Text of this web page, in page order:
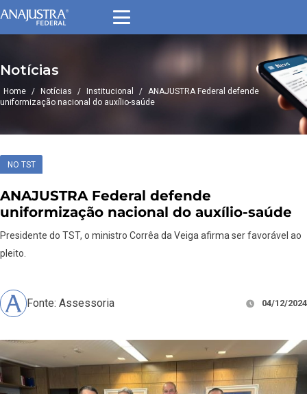
Notícias
Home / Notícias / Institucional / ANAJUSTRA Federal defende
uniformização nacional do auxílio-saúde
NO TST
ANAJUSTRA Federal defende
uniformização nacional do auxílio-saúde
Presidente do TST, o ministro Corrêa da Veiga afirma ser favorável ao
pleito.
Fonte: Assessoria 04/12/2024